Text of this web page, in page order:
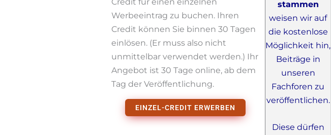
Werbeeintrag zu buchen. Ihren
Credit können Sie binnen 30 Tagen
einlösen. (Er muss also nicht
unmittelbar verwendet werden.) Ihr
Angebot ist 30 Tage online, ab dem
Tag der Veröffentlichung.
EINZEL-CREDIT ERWERBEN
stammen
weisen wir auf
die kostenlose
Möglichkeit hin,
Beiträge in
unseren
Fachforen zu
veröffentlichen.
Diese dürfen